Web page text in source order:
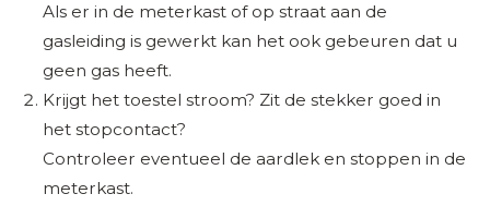
Als er in de meterkast of op straat aan de
gasleiding is gewerkt kan het ook gebeuren dat u
geen gas heeft.
Krijgt het toestel stroom? Zit de stekker goed in
het stopcontact?
Controleer eventueel de aardlek en stoppen in de
meterkast.